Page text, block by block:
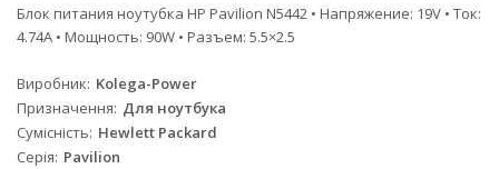
Блок питания ноутубка HP Pavilion N5442 • Напряжение: 19V • Ток:
4.74A • Мощность: 90W • Разъем: 5.5×2.5
Виробник Kolega-Power
Призначення Для ноутбука
Сумісність Hewlett Packard
Серія Pavilion